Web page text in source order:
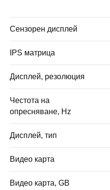
Сензорен дисплей
IPS матрица
Дисплей, резолюция
Честота на
опресняване, Hz
Дисплей, тип
Видео карта
Видео карта, GB